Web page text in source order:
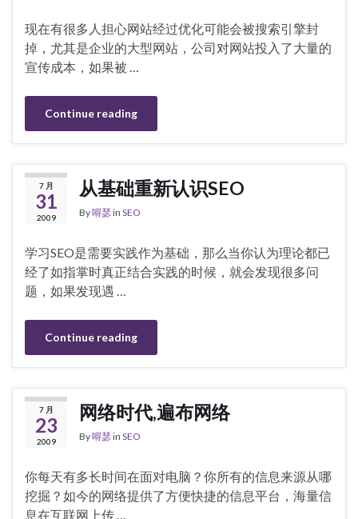
现在有很多人担心网站经过优化可能会被搜索引擎封
掉，尤其是企业的大型网站，公司对网站投入了大量的
宣传成本，如果被 …
Continue reading
7 月
31
2009
从基础重新认识SEO
By嘚瑟 in SEO
学习SEO是需要实践作为基础，那么当你认为理论都已
经了如指掌时真正结合实践的时候，就会发现很多问
题，如果发现遇 …
Continue reading
7 月
23
2009
网络时代,遍布网络
By嘚瑟 in SEO
你每天有多长时间在面对电脑？你所有的信息来源从哪
挖掘？如今的网络提供了方便快捷的信息平台，海量信
息在互联网上传 …